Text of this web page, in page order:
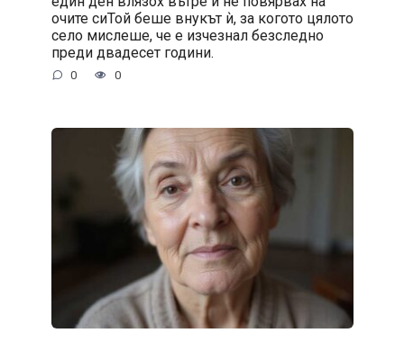
очите сиТой беше внукът ѝ, за когото цялото
село мислеше, че е изчезнал безследно
преди двадесет години.
0 0